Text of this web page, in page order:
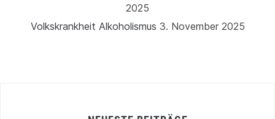
2025
Volkskrankheit Alkoholismus 3. November 2025